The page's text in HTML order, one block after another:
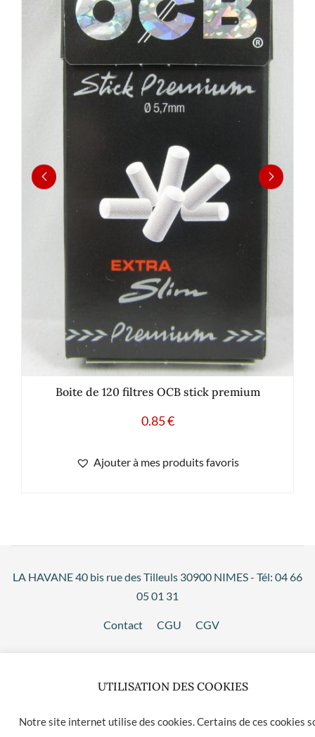
Boite de 120 filtres OCB stick premium
0.85€
Ajouter à mes produits favoris
LA HAVANE 40 bis rue des Tilleuls 30900 NIMES - Tél: 04 66
05 01 31
Contact CGU CGV
UTILISATION DES COOKIES
Notre site internet utilise des cookies. Certains de ces cookies